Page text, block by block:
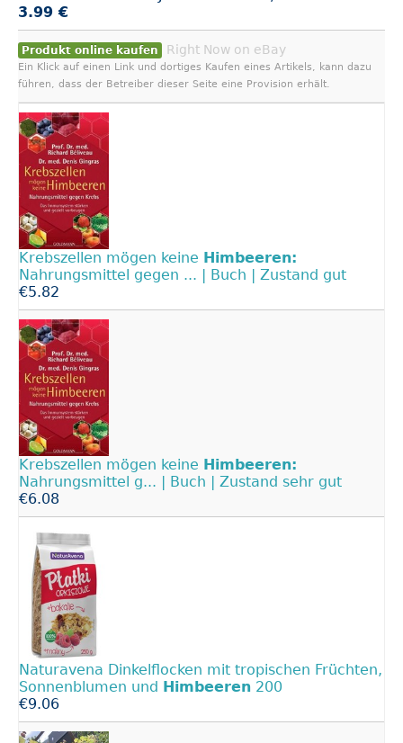
3.99 €
Produkt online kaufen Right Now on eBay
Ein Klick auf einen Link und dortiges Kaufen eines Artikels, kann dazu
führen, dass der Betreiber dieser Seite eine Provision erhält.
Krebszellen mögen keine Himbeeren:
Nahrungsmittel gegen ... | Buch | Zustand gut
€5.82
Krebszellen mögen keine Himbeeren:
Nahrungsmittel g... | Buch | Zustand sehr gut
€6.08
Naturavena Dinkelflocken mit tropischen Früchten,
Sonnenblumen und Himbeeren 200
€9.06